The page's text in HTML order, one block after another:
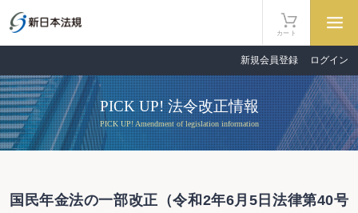
カート
新規会員登録 ログイン
PICK UP! 法令改正情報
PICK UP! Amendment of legislation information
国民年金法の一部改正（令和2年6月5日法律第40号